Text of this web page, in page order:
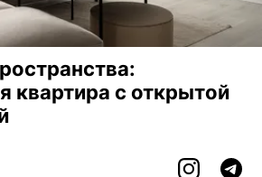
квартира с открытой